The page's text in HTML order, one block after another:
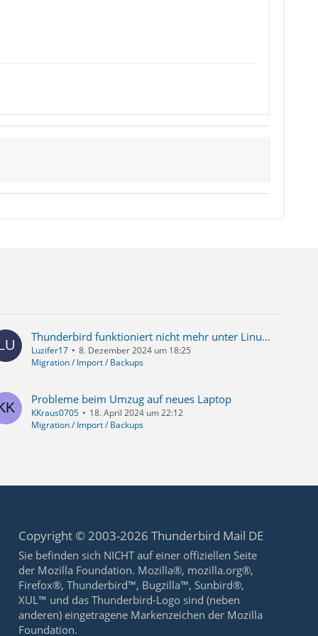
Thunderbird funktioniert nicht mehr unter Linux beim Parallelbetrieb mit Windows --- erledigt.
Luzifer17
8. Dezember 2024 um 18:25
Migration / Import / Backups
Probleme beim Umzug auf neues Laptop
KKraus0705
18. April 2024 um 22:12
Migration / Import / Backups
Copyright © 2003-2026 Thunderbird Mail DE
Sie befinden sich NICHT auf einer offiziellen Seite
der Mozilla Foundation. Mozilla®, mozilla.org®,
Firefox®, Thunderbird™, Bugzilla™, Sunbird®,
XUL™ und das Thunderbird-Logo sind (neben
anderen) eingetragene Markenzeichen der Mozilla
Foundation.